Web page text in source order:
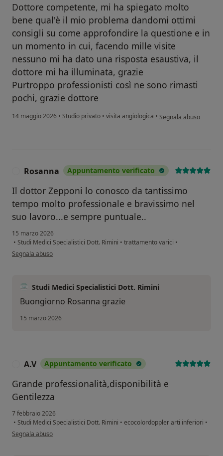
Dottore competente, mi ha spiegato molto
bene qual'è il mio problema dandomi ottimi
consigli su come approfondire la questione e in
un momento in cui, facendo mille visite
nessuno mi ha dato una risposta esaustiva, il
dottore mi ha illuminata, grazie
Purtroppo professionisti così ne sono rimasti
pochi, grazie dottore
14 maggio 2026 • Studio privato • visita angiologica • secondo l'opinione
Segnala abuso
Rosanna Appuntamento verificato
Il dottor Zepponi lo conosco da tantissimo
tempo molto professionale e bravissimo nel
suo lavoro...e sempre puntuale..
15 marzo 2026
• Studi Medici Specialistici Dott. Rimini • trattamento varici •
secondo l'opinione dell'utente Rosanna
Segnala abuso
Studi Medici Specialistici Dott. Rimini
Buongiorno Rosanna grazie
15 marzo 2026
A.V Appuntamento verificato
Grande professionalità,disponibilità e
Gentilezza
7 febbraio 2026
• Studi Medici Specialistici Dott. Rimini • ecocolordoppler arti inferiori •
secondo l'opinione dell'utente A.V
Segnala abuso